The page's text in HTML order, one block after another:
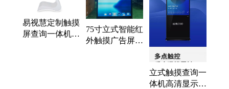
易视慧定制触摸
屏查询一体机
75寸立式智能红
外触摸广告屏
立式触摸查询一
体机高清显示屏